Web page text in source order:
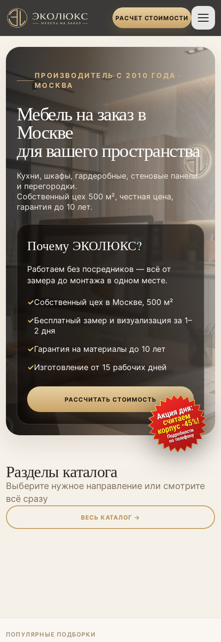
РАСЧЕТ СТОИМОСТИ
ПРОИЗВОДИТЕЛЬ С 2010 ГОДА ·
МОСКВА
Мебель на заказ в
Москве
для вашего пространства
Кухни, шкафы, гардеробные, стеновые панели
и перегородки.
Собственный цех 500 м², честная цена,
гарантия до 10 лет.
Почему ЭКОЛЮКС?
Работаем без посредников — всё от
замера до монтажа в одном месте.
Собственный цех в Москве, 500 м²
Бесплатный замер и визуализация за 1–
2 дня
Гарантия на материалы до 10 лет
Изготовление от 15 рабочих дней
РАССЧИТАТЬ СТОИМОСТЬ
Разделы каталога
Выберите нужное направление или смотрите
всё сразу
ВЕСЬ КАТАЛОГ →
Шкафы Шкафы-купе
ПОПУЛЯРНЫЕ ПОДБОРКИ